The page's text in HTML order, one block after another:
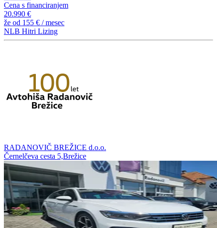
Cena s financiranjem
20.990 €
že od 155 € / mesec
NLB Hitri Lizing
RADANOVIČ BREŽICE d.o.o.
Černelčeva cesta 5,Brežice